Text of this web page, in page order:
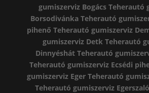
gumiszerviz Bogács Teherautó
Borsodivánka Teherautó
pihenő Teherautó gumiszerviz
gumiszerviz Detk Teherautó
Dinnyéshát Teherautó
Teherautó gumiszerviz Ecsédi
gumiszerviz Eger Teherautó
Teherautó gumiszerviz